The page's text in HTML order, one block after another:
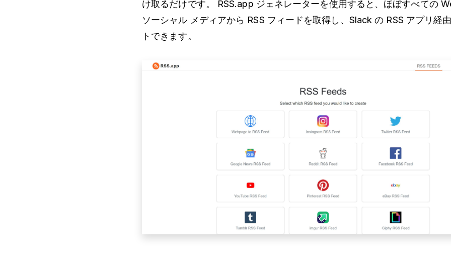
け取るだけです。 RSS.app ジェネレーターを使用すると、ほぼすべての
ソーシャル メディアから RSS フィードを取得し、Slack の RSS アプリ経
トできます。